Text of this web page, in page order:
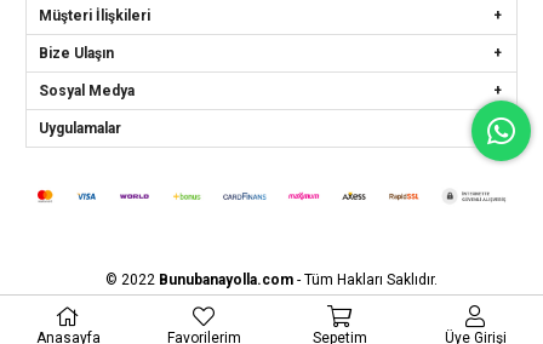
Müşteri İlişkileri
Bize Ulaşın
Sosyal Medya
Uygulamalar
© 2022 Bunubanayolla.com- Tüm Hakları Saklıdır.
Anasayfa Favorilerim Sepetim Üye Girişi